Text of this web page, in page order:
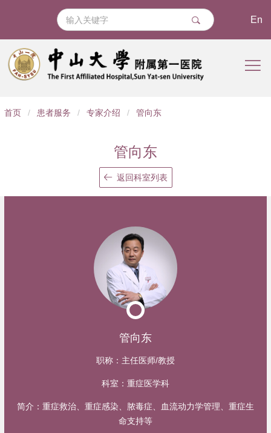
En
导
首页 / 患者服务 / 专家介绍 / 管向东
管向东
返回科室列表
管向东
职称： 主任医师/教授
科室： 重症医学科
简介： 重症救治、重症感染、脓毒症、血流动力学管理、重症生
命支持等